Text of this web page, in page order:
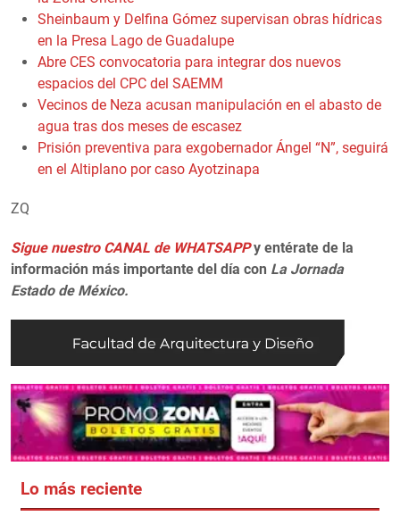
Sheinbaum y Delfina Gómez supervisan obras hídricas
en la Presa Lago de Guadalupe
Abre CES convocatoria para integrar dos nuevos
espacios del CPC del SAEMM
Vecinos de Neza acusan manipulación en el abasto de
agua tras dos meses de escasez
Prisión preventiva para exgobernador Ángel “N”, seguirá
en el Altiplano por caso Ayotzinapa
ZQ
Sigue nuestro CANAL de WHATSAPPy entérate de la
información más importante del día con La Jornada
Estado de México.
Lo más reciente